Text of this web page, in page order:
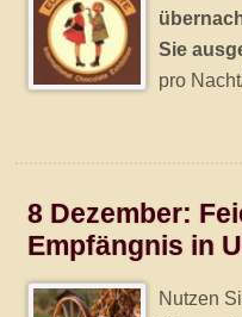
Sie
pro
8 Dezember:
Empfängnis in
Nutzen